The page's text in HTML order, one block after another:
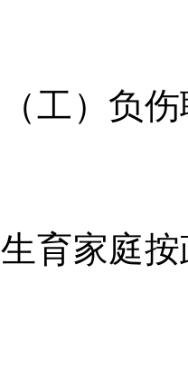
（工）负
生育家庭